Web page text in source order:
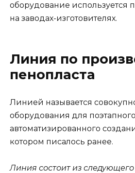
оборудование используется
на заводах-изготовителях.
Линия по
пенопласта
Линией называется
оборудования для
автоматизированного
котором писалось ранее.
Линия состоит из